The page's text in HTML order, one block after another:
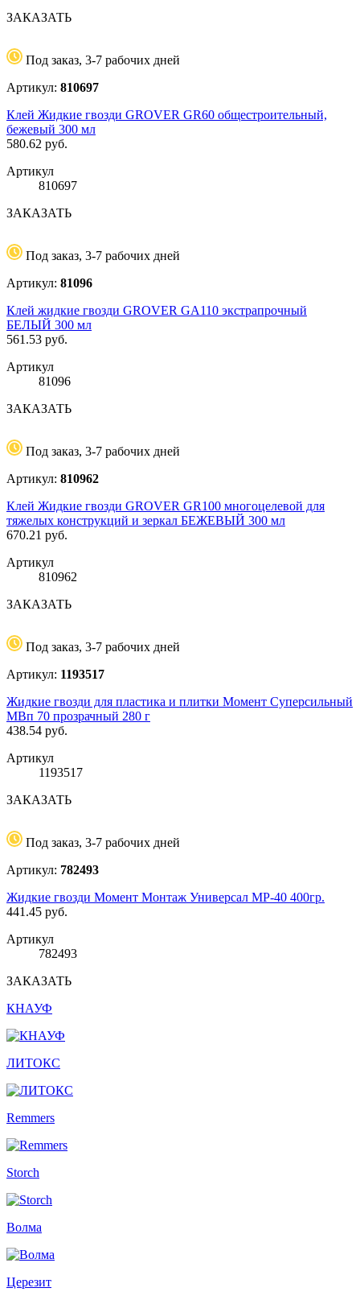
ЗАКАЗАТЬ
Под заказ, 3-7 рабочих дней
Артикул: 810697
Клей Жидкие гвозди GROVER GR60 общестроительный,
бежевый 300 мл
580.62 руб.
Артикул
810697
ЗАКАЗАТЬ
Под заказ, 3-7 рабочих дней
Артикул: 81096
Клей жидкие гвозди GROVER GA110 экстрапрочный
БЕЛЫЙ 300 мл
561.53 руб.
Артикул
81096
ЗАКАЗАТЬ
Под заказ, 3-7 рабочих дней
Артикул: 810962
Клей Жидкие гвозди GROVER GR100 многоцелевой для
тяжелых конструкций и зеркал БЕЖЕВЫЙ 300 мл
670.21 руб.
Артикул
810962
ЗАКАЗАТЬ
Под заказ, 3-7 рабочих дней
Артикул: 1193517
Жидкие гвозди для пластика и плитки Момент Суперсильный
МВп 70 прозрачный 280 г
438.54 руб.
Артикул
1193517
ЗАКАЗАТЬ
Под заказ, 3-7 рабочих дней
Артикул: 782493
Жидкие гвозди Момент Монтаж Универсал МР-40 400гр.
441.45 руб.
Артикул
782493
ЗАКАЗАТЬ
КНАУФ
ЛИТОКС
Remmers
Storch
Волма
Церезит